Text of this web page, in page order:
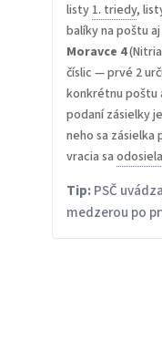
listy 1. triedy,
balíky na poštu
Moravce 4
číslic — prvé 2
konkrétnu poštu
podaní zásielky
neho sa zásielka
vracia sa
Tip:PSČ
medzerou po